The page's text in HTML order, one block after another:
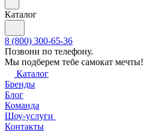
Каталог
8 (800) 300-65-36
Позвони по телефону.
Мы подберем тебе самокат мечты!
Каталог
Бренды
Блог
Команда
Шоу-услуги
Контакты